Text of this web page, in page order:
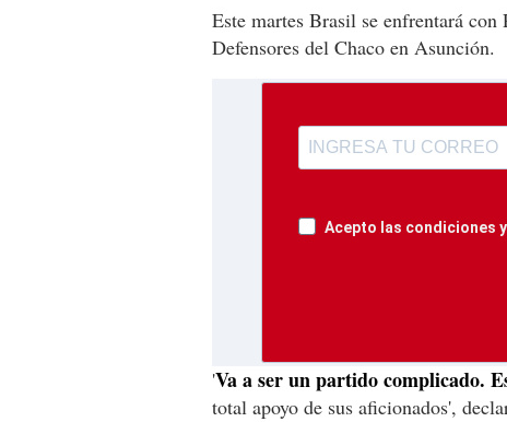
Este martes Brasil se enfrentará con
Defensores del Chaco en Asunción.
Acepto las condiciones
'Va a ser un partido complicado.
total apoyo de sus aficionados',